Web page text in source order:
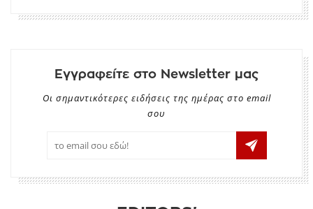
Εγγραφείτε στο Newsletter μας
Οι σημαντικότερες ειδήσεις της ημέρας στο email
σου